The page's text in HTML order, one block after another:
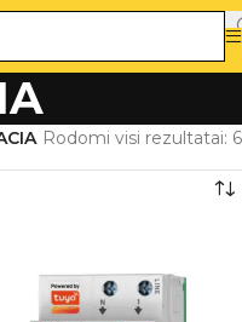
Rodomi visi rezultatai: 6